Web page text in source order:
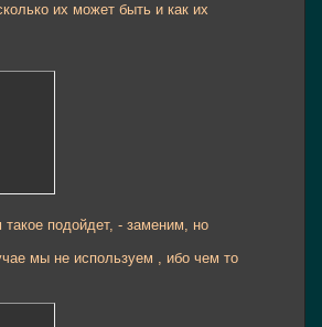
их может быть и как их
подойдет, - заменим, но
мы не используем , ибо чем то